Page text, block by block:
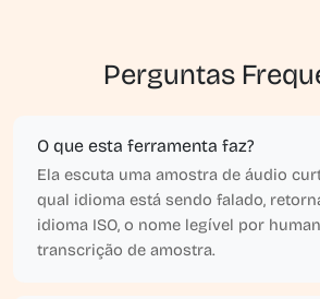
Perguntas
O que esta ferramenta faz?
Ela escuta uma amostra de áudio
qual idioma está sendo falado,
idioma ISO, o nome legível por
transcrição de amostra.